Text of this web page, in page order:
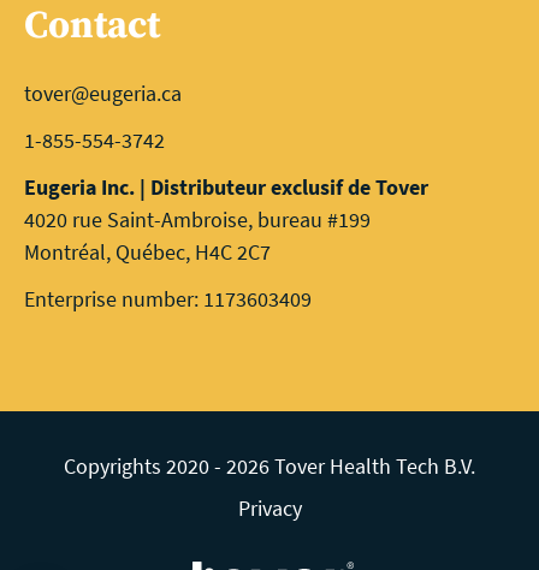
Contact
tover@eugeria.ca
1-855-554-3742
Eugeria Inc. | Distributeur exclusif de Tover
4020 rue Saint-Ambroise, bureau #199
Montréal, Québec, H4C 2C7
Enterprise number: 1173603409
Copyrights 2020 - 2026 Tover Health Tech B.V.
Privacy